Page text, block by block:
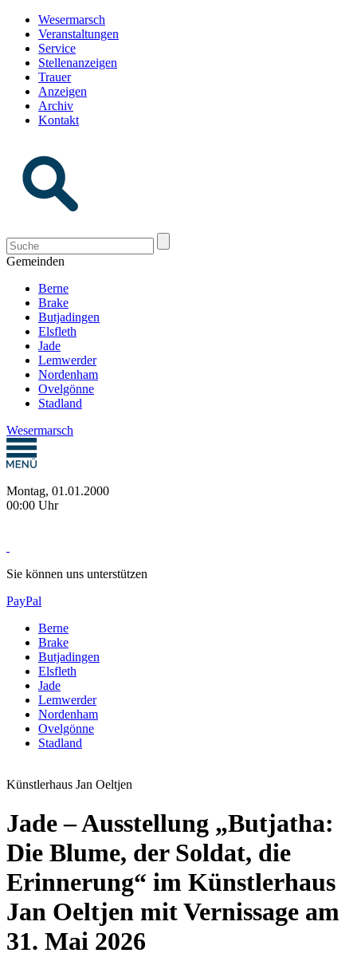
Wesermarsch
Veranstaltungen
Service
Stellenanzeigen
Trauer
Anzeigen
Archiv
Kontakt
Gemeinden
Berne
Brake
Butjadingen
Elsfleth
Jade
Lemwerder
Nordenham
Ovelgönne
Stadland
Wesermarsch
Montag, 01.01.2000
00:00 Uhr
Sie können uns unterstützen
PayPal
Berne
Brake
Butjadingen
Elsfleth
Jade
Lemwerder
Nordenham
Ovelgönne
Stadland
Künstlerhaus Jan Oeltjen
Jade – Ausstellung „Butjatha:
Die Blume, der Soldat, die
Erinnerung“ im Künstlerhaus
Jan Oeltjen mit Vernissage am
31. Mai 2026